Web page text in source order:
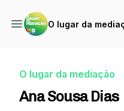
O lugar da
O lugar da mediação
Ana Sousa Dias